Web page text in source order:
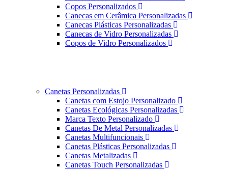
Copos Personalizados
Canecas em Cerâmica Personalizadas
Canecas Plásticas Personalizadas
Canecas de Vidro Personalizadas
Copos de Vidro Personalizados
Canetas Personalizadas
Canetas com Estojo Personalizado
Canetas Ecológicas Personalizadas
Marca Texto Personalizado
Canetas De Metal Personalizadas
Canetas Multifuncionais
Canetas Plásticas Personalizadas
Canetas Metalizadas
Canetas Touch Personalizadas